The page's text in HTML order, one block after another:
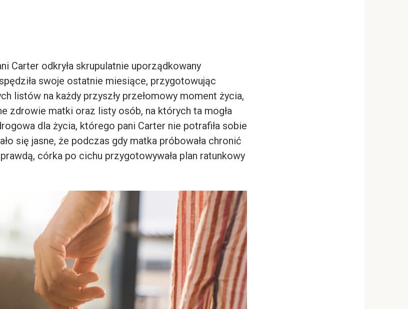
Carter odkryła skrupulatnie uporządkowany
swoje ostatnie miesiące, przygotowując
listów na każdy przyszły przełomowy moment życia,
zdrowie matki oraz listy osób, na których ta mogła
dla życia, którego pani Carter nie potrafiła sobie
się jasne, że podczas gdy matka próbowała chronić
córka po cichu przygotowywała plan ratunkowy